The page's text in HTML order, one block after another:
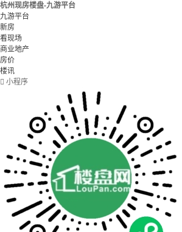
杭州现房楼盘-九游平台
九游平台
新房
看现场
商业地产
房价
楼讯
 小程序